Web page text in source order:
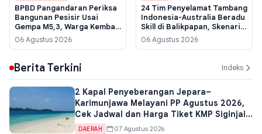
BPBD Pangandaran Periksa
Bangunan Pesisir Usai
Gempa M5,3, Warga Kembali
Beraktivitas
06 Agustus 2026
24 Tim Penyelamat Tambang
Indonesia-Australia Beradu
Skill di Balikpapan, Skenario
Uji Sampai Kebakaran
Struktural
06 Agustus 2026
Berita Terkini Indeks
2 Kapal Penyeberangan Jepara–
Karimunjawa Melayani PP Agustus 2026,
Cek Jadwal dan Harga Tiket KMP Siginjai
hingga Express Bahari
DAERAH 07 Agustus 2026